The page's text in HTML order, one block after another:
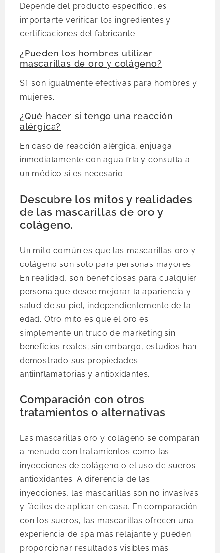
Depende del producto específico, es
importante verificar los ingredientes y
certificaciones del fabricante.
¿Pueden los hombres utilizar
mascarillas de oro y colágeno?
Sí, son igualmente efectivas para hombres y
mujeres.
¿Qué hacer si tengo una reacción
alérgica?
En caso de reacción alérgica, enjuaga
inmediatamente con agua fría y consulta a
un médico si es necesario.
Descubre los mitos y realidades
de las mascarillas de oro y
colágeno.
Un mito común es que las mascarillas oro y
colágeno son solo para personas mayores.
En realidad, son beneficiosas para cualquier
persona que desee mejorar la apariencia y
salud de su piel, independientemente de la
edad. Otro mito es que el oro es
simplemente un truco de marketing sin
beneficios reales; sin embargo, estudios han
demostrado sus propiedades
antiinflamatorias y antioxidantes.
Comparación con otros
tratamientos o alternativas
Las mascarillas oro y colágeno se comparan
a menudo con tratamientos como las
inyecciones de colágeno o el uso de sueros
antioxidantes. A diferencia de las
inyecciones, las mascarillas son no invasivas
y fáciles de aplicar en casa. En comparación
con los sueros, las mascarillas ofrecen una
experiencia de spa más relajante y pueden
proporcionar resultados visibles más